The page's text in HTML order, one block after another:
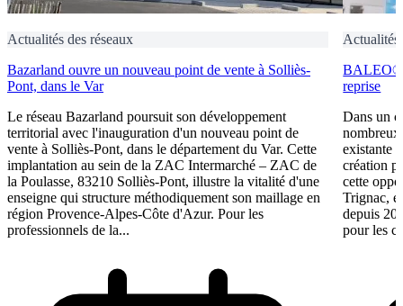
Actualités des réseaux
Bazarland ouvre un nouveau point de vente à Solliès-
Pont, dans le Var
Le réseau Bazarland poursuit son développement
territorial avec l'inauguration d'un nouveau point de
vente à Solliès-Pont, dans le département du Var. Cette
implantation au sein de la ZAC Intermarché – ZAC de
la Poulasse, 83210 Solliès-Pont, illustre la vitalité d'une
enseigne qui structure méthodiquement son maillage en
région Provence-Alpes-Côte d'Azur. Pour les
professionnels de la...
Actualités
BALEO®
reprise
Dans un
nombreux
existante
création
cette
Trignac,
depuis
pour les